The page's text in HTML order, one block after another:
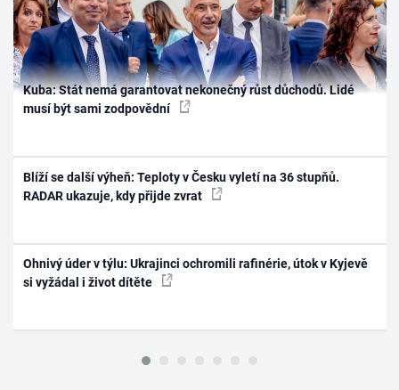
Kuba: Stát nemá garantovat nekonečný růst důchodů. Lidé
musí být sami zodpovědní
Blíží se další výheň: Teploty v Česku vyletí na 36 stupňů.
RADAR ukazuje, kdy přijde zvrat
Ohnivý úder v týlu: Ukrajinci ochromili rafinérie, útok v Kyjevě
si vyžádal i život dítěte